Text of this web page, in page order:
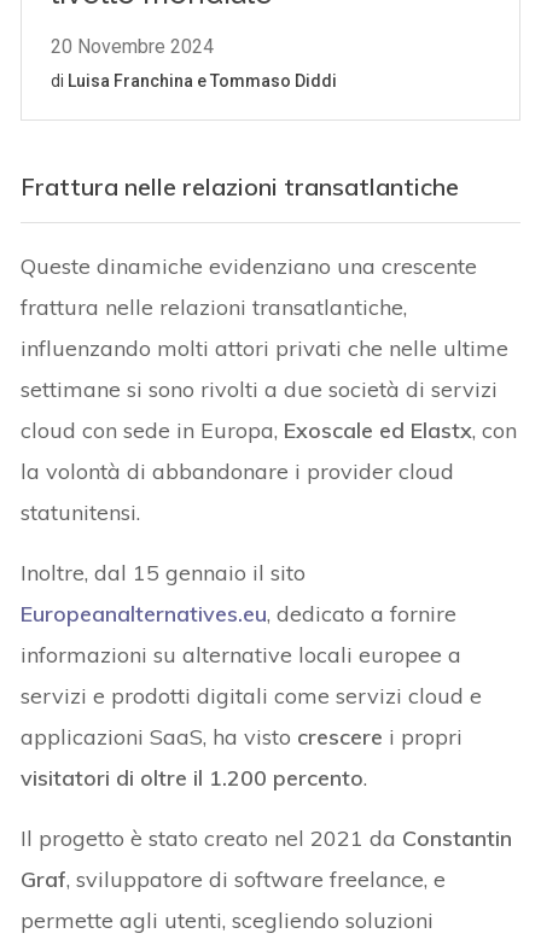
Frattura nelle relazioni transatlantiche
Queste dinamiche evidenziano una crescente
frattura nelle relazioni transatlantiche,
influenzando molti attori privati che nelle ultime
settimane si sono rivolti a due società di servizi
cloud con sede in Europa, Exoscale ed Elastx, con
la volontà di abbandonare i provider cloud
statunitensi.
Inoltre, dal 15 gennaio il sito
Europeanalternatives.eu, dedicato a fornire
informazioni su alternative locali europee a
servizi e prodotti digitali come servizi cloud e
applicazioni SaaS, ha visto crescere i propri
visitatori di oltre il 1.200 percento.
Il progetto è stato creato nel 2021 da Constantin
Graf, sviluppatore di software freelance, e
permette agli utenti, scegliendo soluzioni